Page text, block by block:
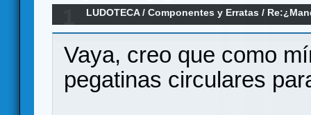
LUDOTECA/Componentes y Erratas /
Vaya, creo que como
pegatinas circulares